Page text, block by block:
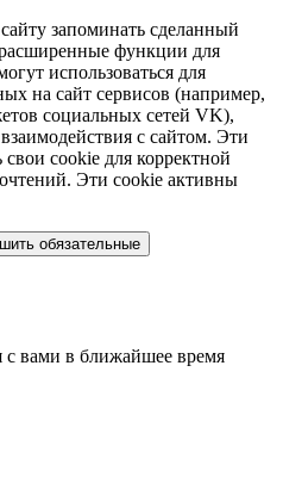
запоминать сделанный
функции для
использоваться для
на сайт сервисов (например,
социальных сетей VK),
с сайтом. Эти
cookie для корректной
Эти cookie активны
обязательные
с вами в ближайшее время